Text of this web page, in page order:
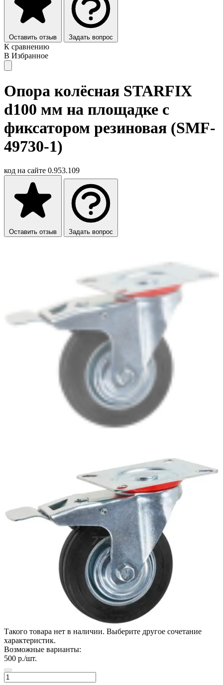
Оставить отзыв Задать вопрос
К сравнению
В Избранное
Опора колёсная STARFIX
d100 мм на площадке с
фиксатором резиновая (SMF-
49730-1)
код на сайте 0.953.109
Оставить отзыв Задать вопрос
Такого товара нет в наличии. Выберите другое сочетание
характеристик.
Возможные варианты:
500 р./шт.